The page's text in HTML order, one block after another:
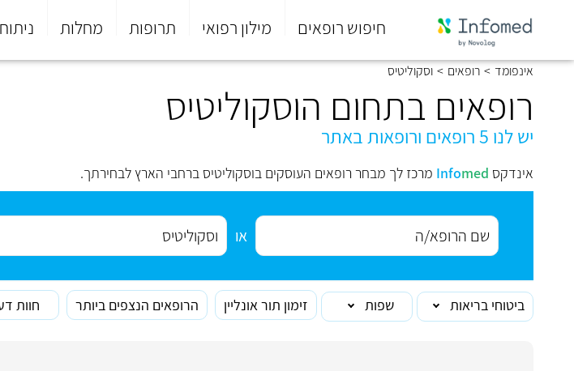
חיפוש רופאים מילון רפואי תרופות מחלות
סוף
התפריט
אינפומד > רופאים > וסקוליטיס
רופאים בתחום הוסקוליטיס
יש לנו 5 רופאים ורופאות באתר
אינדקס Infomed מרכז לך מבחר רופאים העוסקים בוסקוליטיס ברחבי הארץ לבחירתך.
או
ביטוחי בריאות שפות זימון תור אונליין הרופאים הנצפים ביותר חוות